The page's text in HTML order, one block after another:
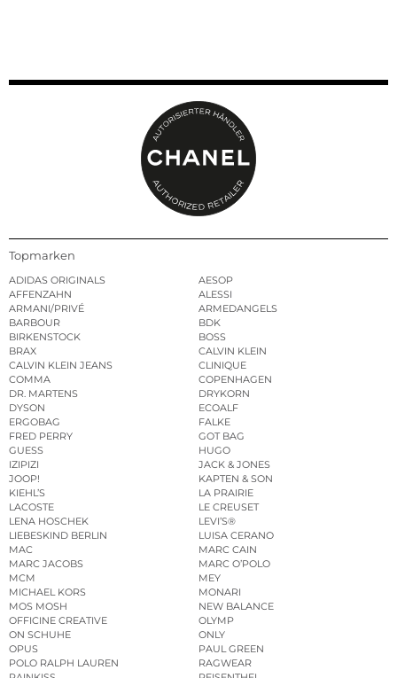
Topmarken
ADIDAS ORIGINALS
AESOP
AFFENZAHN
ALESSI
ARMANI/PRIVÉ
ARMEDANGELS
BARBOUR
BDK
BIRKENSTOCK
BOSS
BRAX
CALVIN KLEIN
CALVIN KLEIN JEANS
CLINIQUE
COMMA
COPENHAGEN
DR. MARTENS
DRYKORN
DYSON
ECOALF
ERGOBAG
FALKE
FRED PERRY
GOT BAG
GUESS
HUGO
IZIPIZI
JACK & JONES
JOOP!
KAPTEN & SON
KIEHL’S
LA PRAIRIE
LACOSTE
LE CREUSET
LENA HOSCHEK
LEVI’S®
LIEBESKIND BERLIN
LUISA CERANO
MAC
MARC CAIN
MARC JACOBS
MARC O’POLO
MCM
MEY
MICHAEL KORS
MONARI
MOS MOSH
NEW BALANCE
OFFICINE CREATIVE
OLYMP
ON SCHUHE
ONLY
OPUS
PAUL GREEN
POLO RALPH LAUREN
RAGWEAR